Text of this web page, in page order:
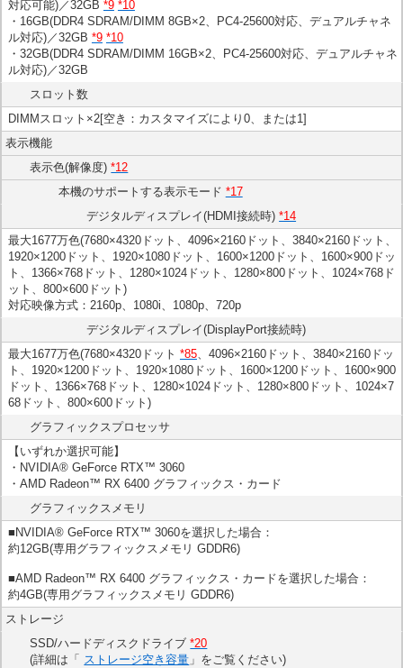
対応可能)／32GB *9 *10
・16GB(DDR4 SDRAM/DIMM 8GB×2、PC4-25600対応、デュアルチャネ
ル対応)／32GB *9 *10
・32GB(DDR4 SDRAM/DIMM 16GB×2、PC4-25600対応、デュアルチャネ
ル対応)／32GB
スロット数
DIMMスロット×2[空き：カスタマイズにより0、または1]
表示機能
表示色(解像度)*12
本機のサポートする表示モード *17
デジタルディスプレイ(HDMI接続時)*14
最大1677万色(7680×4320ドット、4096×2160ドット、3840×2160ドット、
1920×1200ドット、1920×1080ドット、1600×1200ドット、1600×900ドッ
ト、1366×768ドット、1280×1024ドット、1280×800ドット、1024×768ド
ット、800×600ドット)
対応映像方式：2160p、1080i、1080p、720p
デジタルディスプレイ(DisplayPort接続時)
最大1677万色(7680×4320ドット *85、4096×2160ドット、3840×2160ドッ
ト、1920×1200ドット、1920×1080ドット、1600×1200ドット、1600×900
ドット、1366×768ドット、1280×1024ドット、1280×800ドット、1024×7
68ドット、800×600ドット)
グラフィックスプロセッサ
【いずれか選択可能】
・NVIDIA® GeForce RTX™ 3060
・AMD Radeon™ RX 6400 グラフィックス・カード
グラフィックスメモリ
■NVIDIA® GeForce RTX™ 3060を選択した場合：
約12GB(専用グラフィックスメモリ GDDR6)
■AMD Radeon™ RX 6400 グラフィックス・カードを選択した場合：
約4GB(専用グラフィックスメモリ GDDR6)
ストレージ
SSD/ハードディスクドライブ*20
(詳細は「 ストレージ空き容量 」をご覧ください)